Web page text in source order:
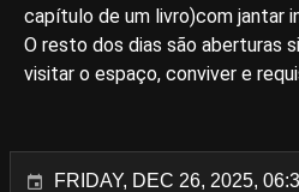
capítulo de um livro)com jantar
O resto dos dias são aberturas
visitar o espaço, conviver e
FRIDAY, DEC 26, 2025,